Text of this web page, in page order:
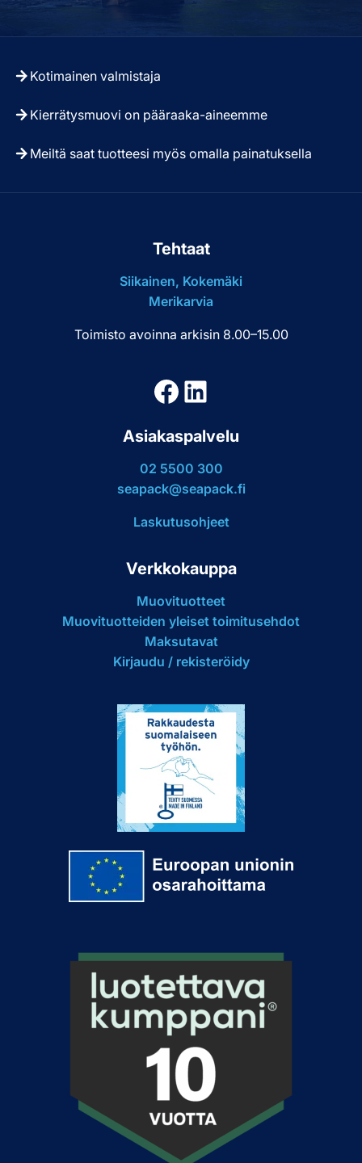
Kotimainen valmistaja
Kierrätysmuovi on pääraaka-aineemme
Meiltä saat tuotteesi myös omalla painatuksella
Tehtaat
Siikainen, Kokemäki
Merikarvia
Toimisto avoinna arkisin 8.00–15.00
Facebook
LinkedIn
Asiakaspalvelu
02 5500 300
seapack@seapack.fi
Laskutusohjeet
Verkkokauppa
Muovituotteet
Muovituotteiden yleiset toimitusehdot
Maksutavat
Kirjaudu / rekisteröidy